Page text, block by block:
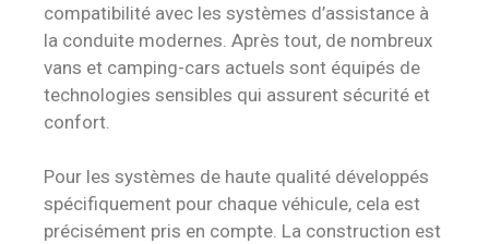
compatibilité avec les systèmes d’assistance à
la conduite modernes. Après tout, de nombreux
vans et camping-cars actuels sont équipés de
technologies sensibles qui assurent sécurité et
confort.
Pour les systèmes de haute qualité développés
spécifiquement pour chaque véhicule, cela est
précisément pris en compte. La construction est